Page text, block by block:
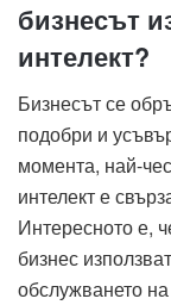
бизнесът
интелект?
Бизнесът се
подобри и
момента, най-
интелект е
Интересното е,
бизнес
обслужването